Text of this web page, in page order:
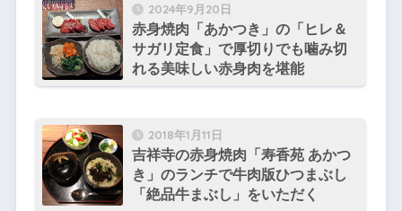
2024年9月20日
赤身焼肉「あかつき」の「ヒレ＆
サガリ定食」で厚切りでも噛み切
れる美味しい赤身肉を堪能
2018年1月11日
吉祥寺の赤身焼肉「寿香苑 あかつ
き」のランチで牛肉版ひつまぶし
「絶品牛まぶし」をいただく